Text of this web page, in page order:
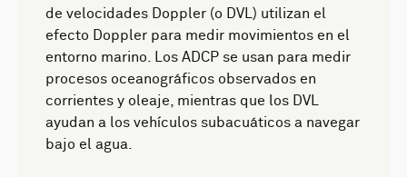
de velocidades Doppler (o DVL) utilizan el
efecto Doppler para medir movimientos en el
entorno marino. Los ADCP se usan para medir
procesos oceanográficos observados en
corrientes y oleaje, mientras que los DVL
ayudan a los vehículos subacuáticos a navegar
bajo el agua.